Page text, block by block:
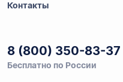
Контакты
8 (800) 350-83-37
Бесплатно по России